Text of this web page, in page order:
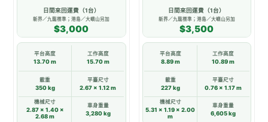
日間來回運費（1台）
新界／九龍標準；港島／大嶼山另加
$3,000
平台高度
13.70 m
工作高度
15.70 m
載重
350 kg
平臺尺寸
2.67 × 1.12 m
機械尺寸
2.87 × 1.40 ×
2.68 m
車身重量
3,280 kg
可
在
產
選
日間來回運費（1台）
新界／九龍標準；港島／大嶼山另加
$3,500
平台高度
8.89 m
工作高度
10.89 m
載重
227 kg
平臺尺寸
0.76 × 1.17 m
機械尺寸
5.31 × 1.19 × 2.00
m
車身重量
6,605 kg
可
在
產
選